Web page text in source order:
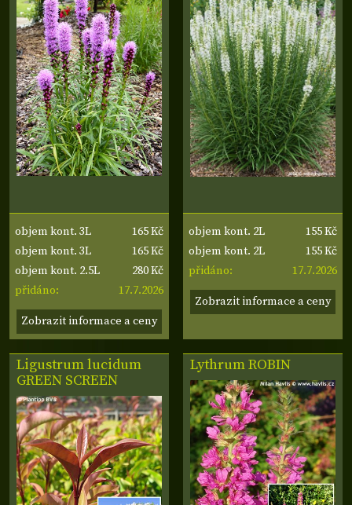
objem kont. 3L
165 Kč
objem kont. 3L
165 Kč
objem kont. 2.5L
280 Kč
přidáno:
17.7.2026
Zobrazit informace a ceny
objem kont. 2L
155 Kč
objem kont. 2L
155 Kč
přidáno:
17.7.2026
Zobrazit informace a ceny
Ligustrum lucidum
GREEN SCREEN
LythrumROBIN